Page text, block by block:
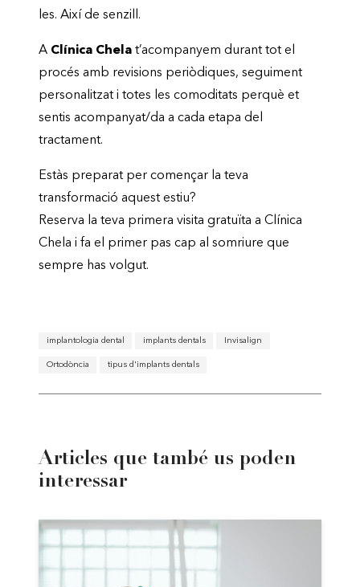
les. Així de senzill.
A Clínica Chela t’acompanyem durant tot el
procés amb revisions periòdiques, seguiment
personalitzat i totes les comoditats perquè et
sentis acompanyat/da a cada etapa del
tractament.
Estàs preparat per començar la teva
transformació aquest estiu?
Reserva la teva primera visita gratuïta a Clínica
Chela i fa el primer pas cap al somriure que
sempre has volgut.
implantologia dental implants dentals Invisalign
Ortodòncia tipus d'implants dentals
Articles que també us poden
interessar